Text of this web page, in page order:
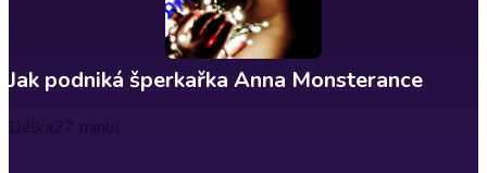
Jak podniká šperkařka Anna Monsterance
Délka27 minut